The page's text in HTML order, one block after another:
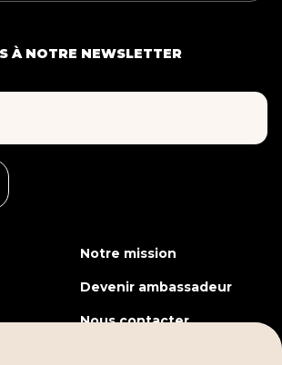
À NOTRE NEWSLETTER
Notre mission
Devenir ambassadeur
Nous contacter